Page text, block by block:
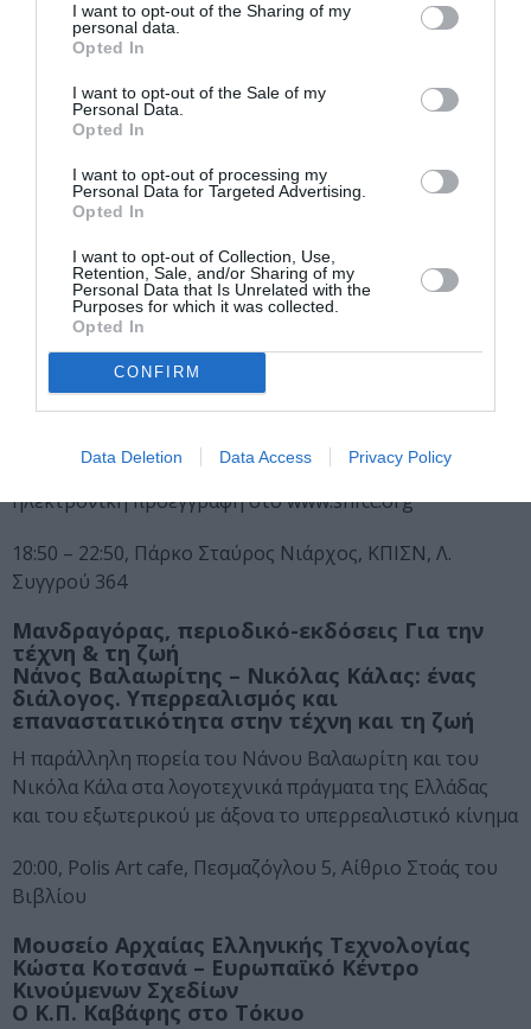
I want to opt-out of the Sharing of my
personal data.
Opted In
I want to opt-out of the Sale of my
Personal Data.
Opted In
I want to opt-out of processing my
Personal Data for Targeted Advertising.
Opted In
I want to opt-out of Collection, Use,
Retention, Sale, and/or Sharing of my
Personal Data that Is Unrelated with the
Purposes for which it was collected.
Opted In
CONFIRM
Data Deletion Data Access Privacy Policy
ανάγνωση που συνδιαλέγεται ζωντανά με φλάουτο και
κιθάρα στην ιστορική οικία Θεοτοκοπούλου στα
20:00, Οικία Θεοτοκοπούλου, Θεοτοκοπούλου 34,
Κέντρο Πολιτισμού Ίδρυμα Σταύρος Νιάρχος
(ΚΠΙΣΝ)
Νύχτα Μυστηρίου: H εξαφάνιση του Τζων
Μπαλωμένου
Αινίγματα, ύποπτοι και ένα παιχνίδι μυστηρίου σε μια
βραδιά που σας καλεί να περιηγηθείτε στον χώρο του
ΚΠΙΣΝ και να δώσετε τη λύση σε μια περίεργη
εξαφάνιση.
4 ωριαία slots με συμμετοχή 50 ατόμων ανά ώρα. (Ώρες
έναρξης: 18:50, 19:50, 20:50, και 21:50) Συμμετοχή με
ηλεκτρονική προεγγραφή στο www.snfcc.org
18:50 – 22:50, Πάρκο Σταύρος Νιάρχος, ΚΠΙΣΝ, Λ.
Συγγρού 364
Μανδραγόρας, περιοδικό-εκδόσεις Για την
τέχνη & τη ζωή
Νάνος Βαλαωρίτης – Νικόλας Κάλας: ένας
διάλογος. Υπερρεαλισμός και
επαναστατικότητα στην τέχνη και τη ζωή
Η παράλληλη πορεία του Νάνου Βαλαωρίτη και του
Νικόλα Κάλα στα λογοτεχνικά πράγματα της Ελλάδας
και του εξωτερικού με άξονα το υπερρεαλιστικό κίνημα
20:00, Polis Art cafe, Πεσμαζόγλου 5, Αίθριο Στοάς του
Βιβλίου
Μουσείο Αρχαίας Ελληνικής Τεχνολογίας
Κώστα Κοτσανά – Ευρωπαϊκό Κέντρο
Κινούμενων Σχεδίων
Ο Κ.Π. Καβάφης στο Τόκυο